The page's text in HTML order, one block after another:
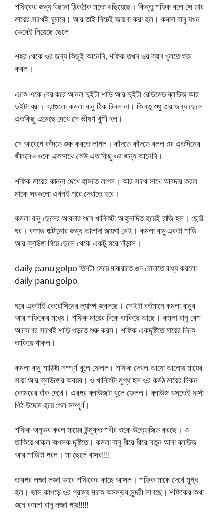
শফিকের জন্য বিছানা ঠিকঠাক মতো গুছিয়েছে। কিন্তু শফিক বলে সে তার
মায়ের সাথেই ঘুমাবে। আর তাই নিচেই জায়গা করা হল। কমলা বানু যখন
ভেবেই নিয়েছে ছেলে
শহর থেকে ওর জন্য কিছুই আনেনি, শফিক তখন ওর ব্যাগ খুলতে শুরু
করল।
একে একে বের করে আনল দুইটা শাড়ি আর দুইটা রেডিমেড ব্লাউজ আর
দুইটা ব্রা। ব্রাগুলো কমলা বানু ঠিক চিনল না। কিন্তু শুধু তার জন্য ছেলে
এতকিছু এনেছে দেখে সে ভীষণ খুশী হল।
সে আবেগে কাঁদতে শুরু করতে লাগল। কাঁদতে কাঁদতে বলল ওর এতদিনের
জীবনেও ওকে একসাথে কেউ এত কিছু ওর জন্য আনেনি।
শফিক মায়ের কান্না দেখে হাসতে লাগল। আর সাথে সাথে আবদার করল
মাকে সবগুলো এখনই পরে দেখাতে হবে।
কমলা বানু ছেলের আবদার শুনে খানিকটা আহ্লাদিত হয়েই রাজি হল। ছোট্ট
ঘর। কাপড় পাল্টানোর জন্য আলাদা জায়গা নেই। কমলা বানু একটা শাড়ি
আর ব্লাউজ নিয়ে ছেলে থেকে একটু সরে দাঁড়াল।
daily panu golpo তিনটা মেয়ে মাঝরাতে গুদ চোদাতে বাধ্য করলো
daily panu golpo
ঘরে একটাই কেরোসিনের ল্যাম্প জ্বলছে। সেইটা বর্তমানে কমলা বানুর
আর শফিকের মধ্যে। শফিক মায়ের দিকে তাকিয়ে আছে। কমলা বানু বেশ
আবেগের সাথেই শাড়ি পড়তে শুরু করল। শফিক একদৃষ্টিতে মায়ের দিকে
তাকিয়ে থাকল।
কমলা বানু শাড়িটা সম্পূর্ণ খুলে ফেলল। শফিক দেখল আধো আলোয় মায়ের
সায়া আর ব্লাউজের অবয়ব। ও খানিকটা মুগ্ধ হল ওর কর্মঠ মায়ের চিকন
কোমরের বাঁক দেখে। এরপর ব্লাউজটা খুলে ফেলল। ব্লাউজ খসতেই ফর্সা
পিঠ উদোম হয়ে গেল সম্পূর্ণ।
শফিক অনুভব করল মায়ের উন্মুক্ত শরীর ওকে উত্তেজিত করছে। ও
তাকিয়ে থাকল অপলক দৃষ্টিতে। কমলা বানু ধীরে ধীরে নতুন আনা ব্লাউজ
আর শাড়িটা পরল। মা ছেলে বাসর!!!!
তারপর লজ্জা লজ্জা ভাবে শফিকের কাছে আসল। শফিক মাকে দেখে মুগ্ধ
হল। ভাল কাপড়ে ওর গ্রাম্য মাকে অসম্ভব সুন্দরী লাগছে। শফিকের কথা
শুনে কমলা বানু লজ্জা পায়!!!!!